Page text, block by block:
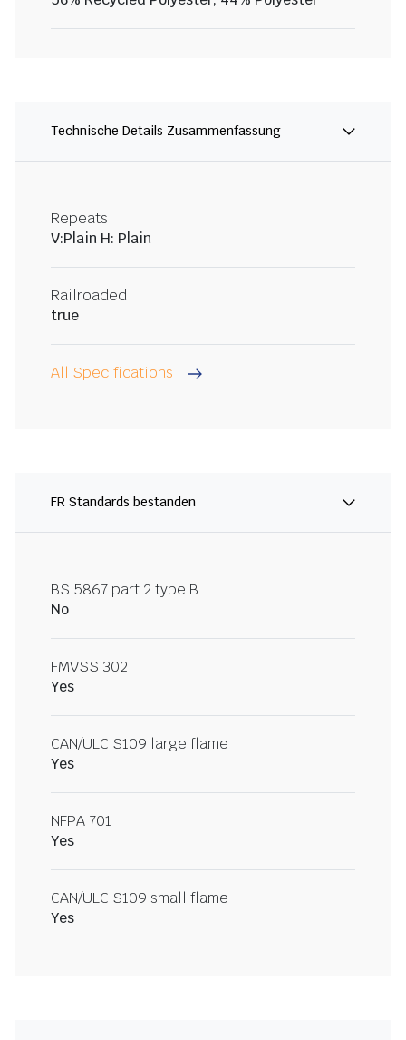
Technische Details Zusammenfassung
Repeats
V:Plain H: Plain
Railroaded
true
All Specifications
FR Standards bestanden
BS 5867 part 2 type B
No
FMVSS 302
Yes
CAN/ULC S109 large flame
Yes
NFPA 701
Yes
CAN/ULC S109 small flame
Yes